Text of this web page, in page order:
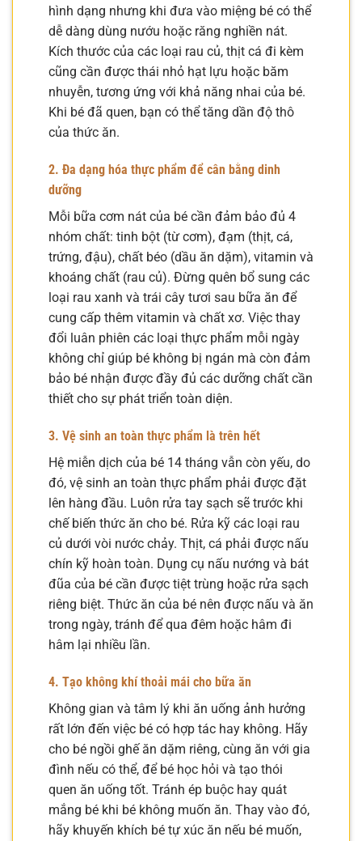
hình dạng nhưng khi đưa vào miệng bé có thể
dễ dàng dùng nướu hoặc răng nghiền nát.
Kích thước của các loại rau củ, thịt cá đi kèm
cũng cần được thái nhỏ hạt lựu hoặc băm
nhuyễn, tương ứng với khả năng nhai của bé.
Khi bé đã quen, bạn có thể tăng dần độ thô
của thức ăn.
2. Đa dạng hóa thực phẩm để cân bằng dinh
dưỡng
Mỗi bữa cơm nát của bé cần đảm bảo đủ 4
nhóm chất: tinh bột (từ cơm), đạm (thịt, cá,
trứng, đậu), chất béo (dầu ăn dặm), vitamin và
khoáng chất (rau củ). Đừng quên bổ sung các
loại rau xanh và trái cây tươi sau bữa ăn để
cung cấp thêm vitamin và chất xơ. Việc thay
đổi luân phiên các loại thực phẩm mỗi ngày
không chỉ giúp bé không bị ngán mà còn đảm
bảo bé nhận được đầy đủ các dưỡng chất cần
thiết cho sự phát triển toàn diện.
3. Vệ sinh an toàn thực phẩm là trên hết
Hệ miễn dịch của bé 14 tháng vẫn còn yếu, do
đó, vệ sinh an toàn thực phẩm phải được đặt
lên hàng đầu. Luôn rửa tay sạch sẽ trước khi
chế biến thức ăn cho bé. Rửa kỹ các loại rau
củ dưới vòi nước chảy. Thịt, cá phải được nấu
chín kỹ hoàn toàn. Dụng cụ nấu nướng và bát
đũa của bé cần được tiệt trùng hoặc rửa sạch
riêng biệt. Thức ăn của bé nên được nấu và ăn
trong ngày, tránh để qua đêm hoặc hâm đi
hâm lại nhiều lần.
4. Tạo không khí thoải mái cho bữa ăn
Không gian và tâm lý khi ăn uống ảnh hưởng
rất lớn đến việc bé có hợp tác hay không. Hãy
cho bé ngồi ghế ăn dặm riêng, cùng ăn với gia
đình nếu có thể, để bé học hỏi và tạo thói
quen ăn uống tốt. Tránh ép buộc hay quát
mắng bé khi bé không muốn ăn. Thay vào đó,
hãy khuyến khích bé tự xúc ăn nếu bé muốn,